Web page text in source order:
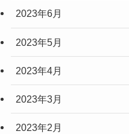
2023年6月
2023年5月
2023年4月
2023年3月
2023年2月